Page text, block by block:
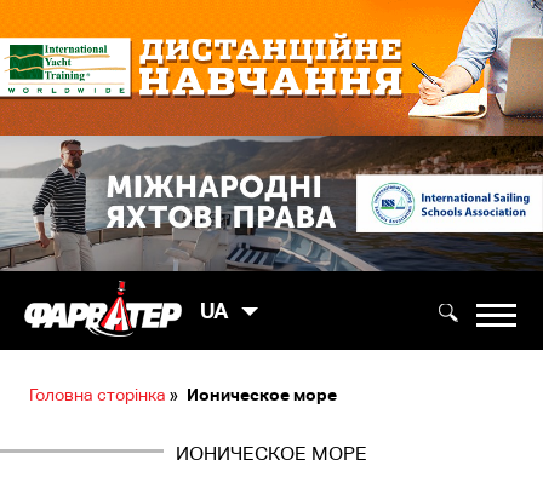
UA
Головна сторінка » Ионическое море
ИОНИЧЕСКОЕ МОРЕ